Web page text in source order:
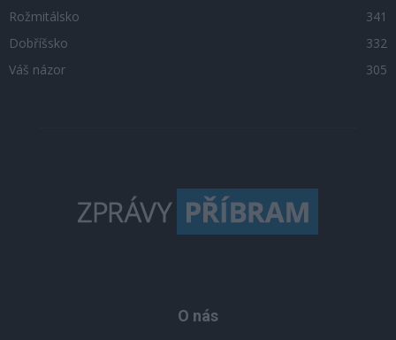
Rožmitálsko
341
Dobříšsko
332
Váš názor
305
O nás